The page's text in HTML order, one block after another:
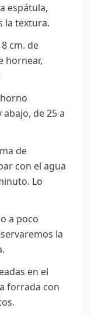
espátula,
la textura.
cm. de
hornear,
abajo, de 25 a
de
con el agua
Lo
a poco
la
en el
forrada con